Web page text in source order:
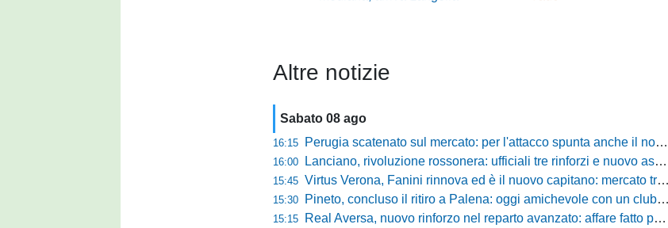
Altre notizie
Sabato 08 ago
16:15 Perugia scatenato sul mercato: per l'attacco spunta anche il nome di Okaka
16:00 Lanciano, rivoluzione rossonera: ufficiali tre rinforzi e nuovo assetto al vertice del club
15:45 Virtus Verona, Fanini rinnova ed è il nuovo capitano: mercato tra colpi esperti e l'addio a Daffara
15:30 Pineto, concluso il ritiro a Palena: oggi amichevole con un club di D verso la Coppa
15:15 Real Aversa, nuovo rinforzo nel reparto avanzato: affare fatto per Della Pietra